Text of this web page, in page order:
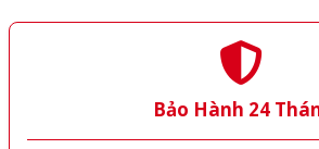
Bảo Hành 24